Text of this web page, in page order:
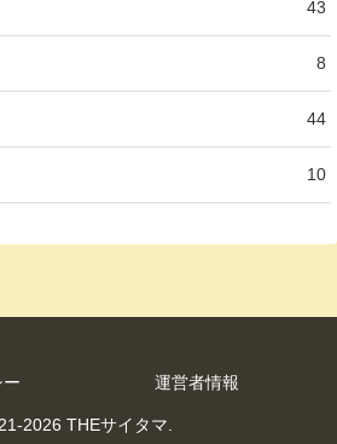
43
8
44
10
運営者情報
2026 THEサイタマ.